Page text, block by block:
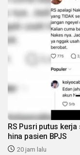
RS Pusri putus
hina pasien BPJS
20 jam lalu